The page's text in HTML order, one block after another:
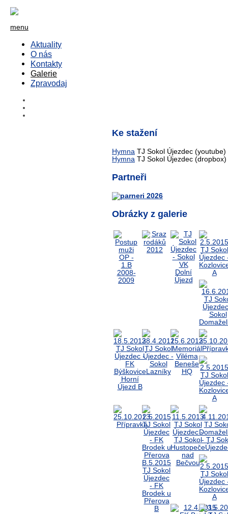
menu
Aktuality
O nás
Kontakty
Galerie
Zpravodaj
Ke stažení
Hymna TJ Sokol Újezdec (youtube)
Hymna TJ Sokol Újezdec (dropbox)
Partneři
Obrázky z galerie